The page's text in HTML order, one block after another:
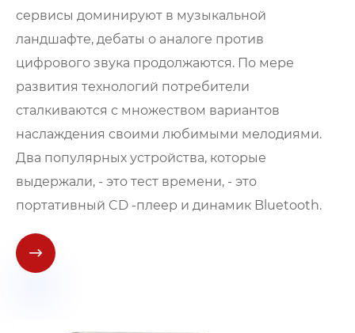
сервисы доминируют в музыкальной
ландшафте, дебаты о аналоге против
цифрового звука продолжаются. По мере
развития технологий потребители
сталкиваются с множеством вариантов
наслаждения своими любимыми мелодиями.
Два популярных устройства, которые
выдержали, - это тест времени, - это
портативный CD -плеер и динамик Bluetooth.
